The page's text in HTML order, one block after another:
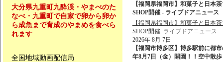
大分県九重町九酔渓・やまべのた
なべ・九重町で自家で卵から卵か
ら成魚まで育成のやまめを食べら
れます
全国地域動画配信局
【福岡県福岡市】和菓子と日本
SHOP開催 - ライブドアニュース
【福岡県福岡市】和菓子と日本
SHOP開催 ライブドアニュース
2026年 8月 7日
【福岡市博多区】博多駅前に都
年8月7日（金）開園！！空中散